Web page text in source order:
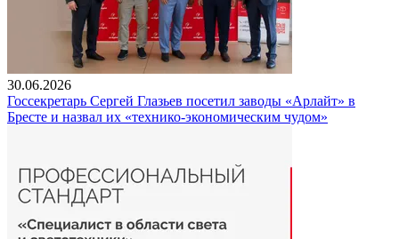
30.06.2026
Госсекретарь Сергей Глазьев посетил заводы «Арлайт» в
Бресте и назвал их «технико-экономическим чудом»